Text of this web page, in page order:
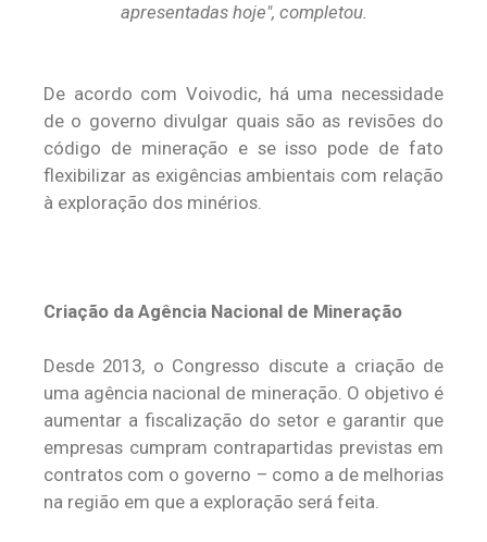
apresentadas hoje", completou.
De acordo com Voivodic, há uma necessidade
de o governo divulgar quais são as revisões do
código de mineração e se isso pode de fato
flexibilizar as exigências ambientais com relação
à exploração dos minérios.
Criação da Agência Nacional de Mineração
Desde 2013, o Congresso discute a criação de
uma agência nacional de mineração. O objetivo é
aumentar a fiscalização do setor e garantir que
empresas cumpram contrapartidas previstas em
contratos com o governo – como a de melhorias
na região em que a exploração será feita.